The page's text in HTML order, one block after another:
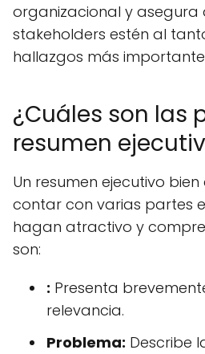
organizacional y asegura
stakeholders estén al
hallazgos más
¿Cuáles son las
resumen
Un resumen ejecutivo
contar con varias partes
hagan atractivo y
son:
: Presenta
relevancia.
Problema: Describe